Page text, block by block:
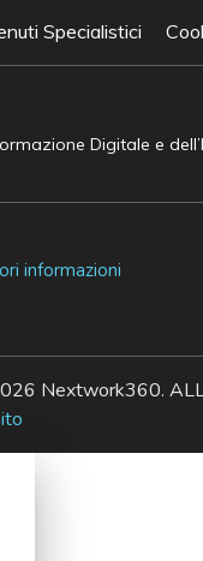
Specialistici
Digitale e
informazioni
Nextwork360. ALL